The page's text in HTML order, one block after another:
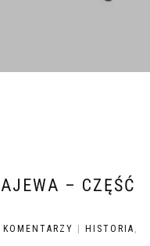
– CZĘŚĆ
KOMENTARZY HISTORIA ,